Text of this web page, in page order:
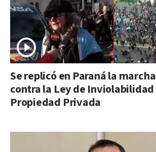
Se replicó en Paraná la
contra la Ley de Inviolabilidad
Propiedad Privada